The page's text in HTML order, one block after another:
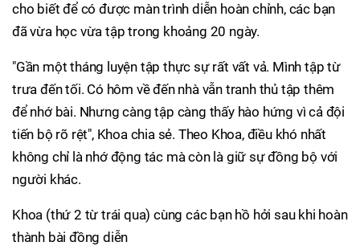
cho biết để có được màn trình diễn hoàn chỉnh, các bạn
đã vừa học vừa tập trong khoảng 20 ngày.
"Gần một tháng luyện tập thực sự rất vất vả. Mình tập từ
trưa đến tối. Có hôm về đến nhà vẫn tranh thủ tập thêm
để nhớ bài. Nhưng càng tập càng thấy hào hứng vì cả đội
tiến bộ rõ rệt", Khoa chia sẻ. Theo Khoa, điều khó nhất
không chỉ là nhớ động tác mà còn là giữ sự đồng bộ với
người khác.
Khoa (thứ 2 từ trái qua) cùng các bạn hồ hởi sau khi hoàn
thành bài đồng diễn